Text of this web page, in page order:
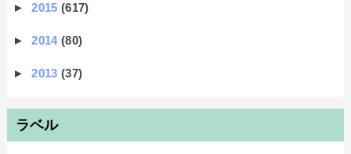
►2015(617)
►2014(80)
►2013(37)
ラベル